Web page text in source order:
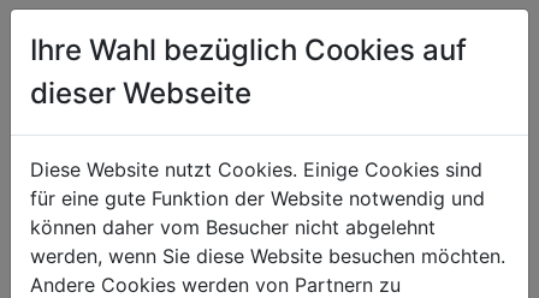
PŘIDAT PRO SROVNÁNÍ
DETAILNÍ POPIS
Technické parametry
Ihre Wahl bezüglich Cookies auf
dieser Webseite
Diese Website nutzt Cookies. Einige Cookies sind
für eine gute Funktion der Website notwendig und
können daher vom Besucher nicht abgelehnt
werden, wenn Sie diese Website besuchen möchten.
Andere Cookies werden von Partnern zu